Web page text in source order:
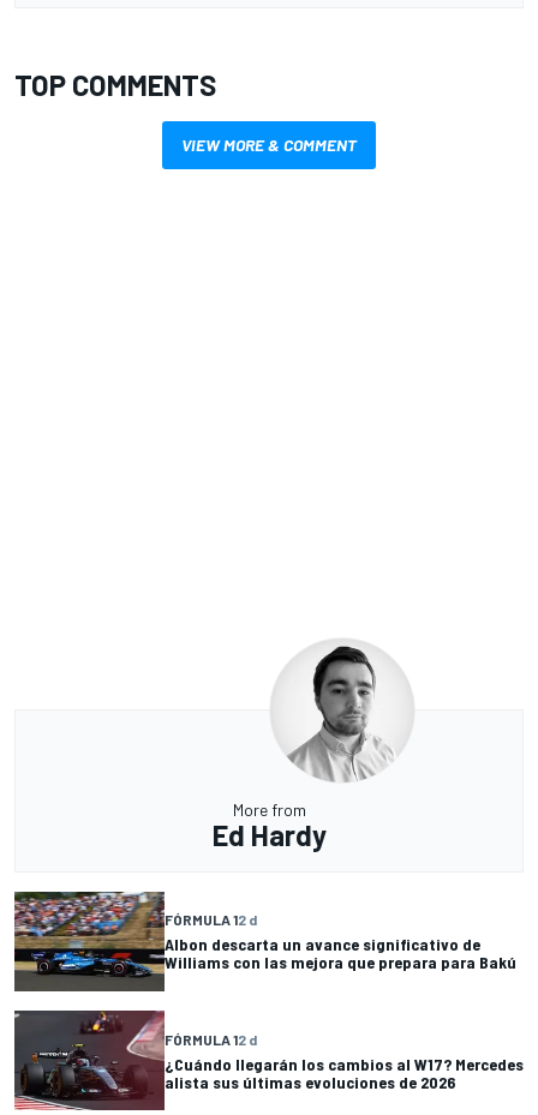
TOP COMMENTS
VIEW MORE & COMMENT
More from
Ed Hardy
FÓRMULA 12 d
Albon descarta un avance significativo de
Williams con las mejora que prepara para Bakú
FÓRMULA 12 d
¿Cuándo llegarán los cambios al W17? Mercedes
alista sus últimas evoluciones de 2026